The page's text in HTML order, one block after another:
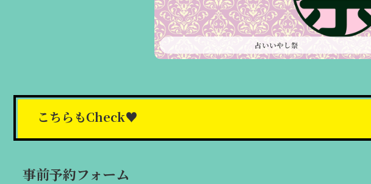
占いいやし祭
こちらもCheck♥
事前予約フォーム